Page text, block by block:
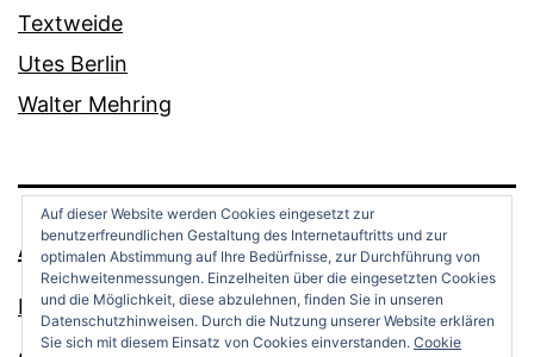
Textweide
Utes Berlin
Walter Mehring
Auf dieser Website werden Cookies eingesetzt zur
benutzerfreundlichen Gestaltung des Internetauftritts und zur
optimalen Abstimmung auf Ihre Bedürfnisse, zur Durchführung von
Reichweitenmessungen. Einzelheiten über die eingesetzten Cookies
und die Möglichkeit, diese abzulehnen, finden Sie in unseren
Datenschutzhinweisen. Durch die Nutzung unserer Website erklären
Sie sich mit diesem Einsatz von Cookies einverstanden. Cookie
ANDREAS OPPERMANN
Datenschutz